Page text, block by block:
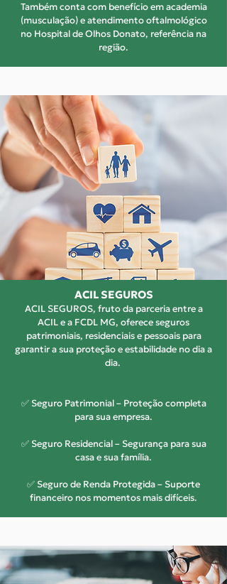
Também conta com benefício em academia
(musculação) e atendimento oftalmológico
no Hospital de Olhos Donato, referência na
região.
ACIL SEGUROS
ACIL SEGUROS, fruto da parceria entre a
ACIL e a FCDL MG, oferece seguros
patrimoniais, residenciais e pessoais para
garantir a sua proteção e estabilidade no dia a
dia.
✅ Seguro Patrimonial – Proteção completa
para sua empresa.
✅ Seguro Residencial – Segurança para sua
casa e sua família.
✅ Seguro de Renda Protegida – Suporte
financeiro nos momentos mais difíceis.